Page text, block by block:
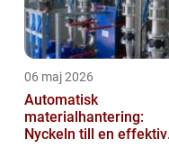
06 maj 2026
Automatisk
materialhantering:
Nyckeln till en effektiv